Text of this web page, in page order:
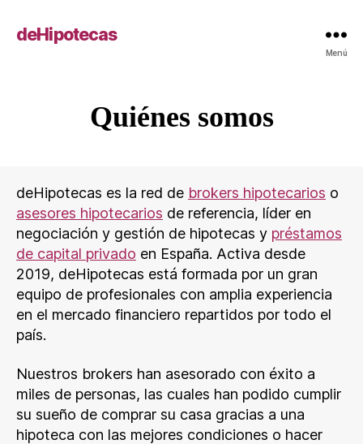
deHipotecas
Menú
Quiénes somos
deHipotecas es la red de brokers hipotecarios o
asesores hipotecarios de referencia, líder en
negociación y gestión de hipotecas y préstamos
de capital privado en España. Activa desde
2019, deHipotecas está formada por un gran
equipo de profesionales con amplia experiencia
en el mercado financiero repartidos por todo el
país.
Nuestros brokers han asesorado con éxito a
miles de personas, las cuales han podido cumplir
su sueño de comprar su casa gracias a una
hipoteca con las mejores condiciones o hacer